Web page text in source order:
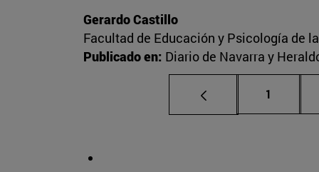
Gerardo Castillo
Facultad de Educación y Psicología de
Publicado en: Diario de Navarra y
Página
1